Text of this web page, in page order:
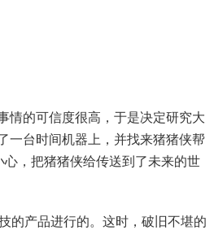
情的可信度很高，于是决定研究大
一台时间机器上，并找来猪猪侠帮
，把猪猪侠给传送到了未来的世
的产品进行的。这时，破旧不堪的